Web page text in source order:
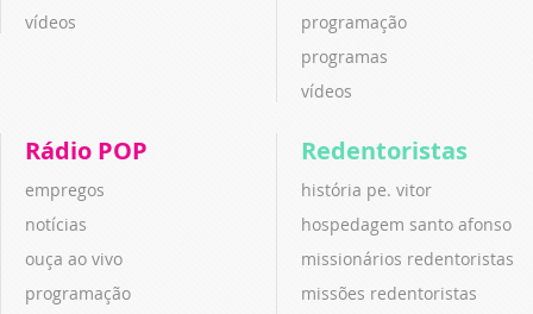
vídeos
programação
programas
vídeos
Rádio POP
empregos
notícias
ouça ao vivo
programação
Redentoristas
história pe. vitor
hospedagem santo afonso
missionários redentoristas
missões redentoristas